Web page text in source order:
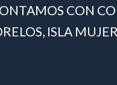
CON
ISLA